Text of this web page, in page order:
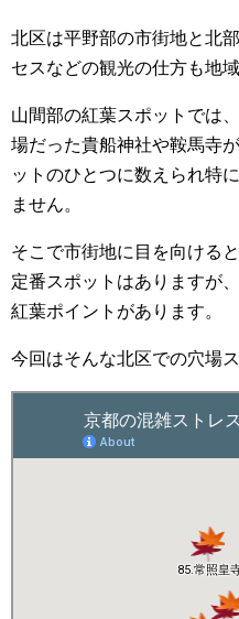
北区は平野部の市街地と北
セスなどの観光の仕方も地
山間部の紅葉スポットでは
場だった貴船神社や鞍馬寺
ットのひとつに数えられ特
ません。
そこで市街地に目を向ける
定番スポットはありますが
紅葉ポイントがあります。
今回はそんな北区での穴場